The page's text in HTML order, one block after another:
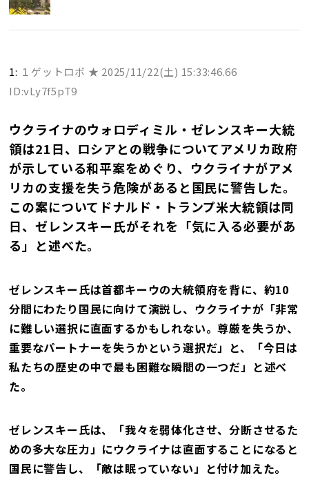
1: １ゲットロボ ★ 2025/11/22(土) 15:33:46.66
ID:vLy7f5pT9
ウクライナのウォロディミル・ゼレンスキー大統
領は21日、ロシアとの戦争についてアメリカ政府
が示している和平案をめぐり、ウクライナがアメ
リカの支援を失う危険があると国民に警告した。
この案についてドナルド・トランプ米大統領は同
日、ゼレンスキー氏がそれを「気に入る必要があ
る」と述べた。
ゼレンスキー氏は首都キーウの大統領府を背に、約10
分間にわたり国民に向けて演説し、ウクライナが「非常
に難しい選択に直面するかもしれない。尊厳を失うか、
重要なパートナーを失うかという選択だ」と、「今日は
私たちの歴史の中で最も困難な瞬間の一つだ」と述べ
た。
ゼレンスキー氏は、「我々を弱体化させ、分断させるた
めの多大な圧力」にウクライナは直面することになると
国民に警告し、「敵は眠っていない」と付け加えた。